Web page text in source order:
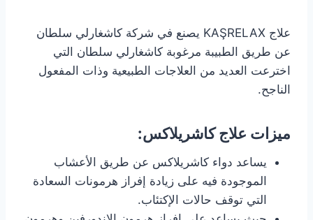
علاج KAŞRELAX يصنع في شركة كاشغارلي سلطان
عن طريق الطبيبة مرغوبة كاشغارلي سلطان التي
اخترعت العديد من العلاجات الطبيعية وذات المفعول
الناجح.
ميزات علاج كاشريلاكس:
يساعد دواء كاشريلاكس عن طريق الأعشاب
الموجودة فيه على زيادة إفراز هرمونات السعادة
التي توقف حالات الإكتئاب.